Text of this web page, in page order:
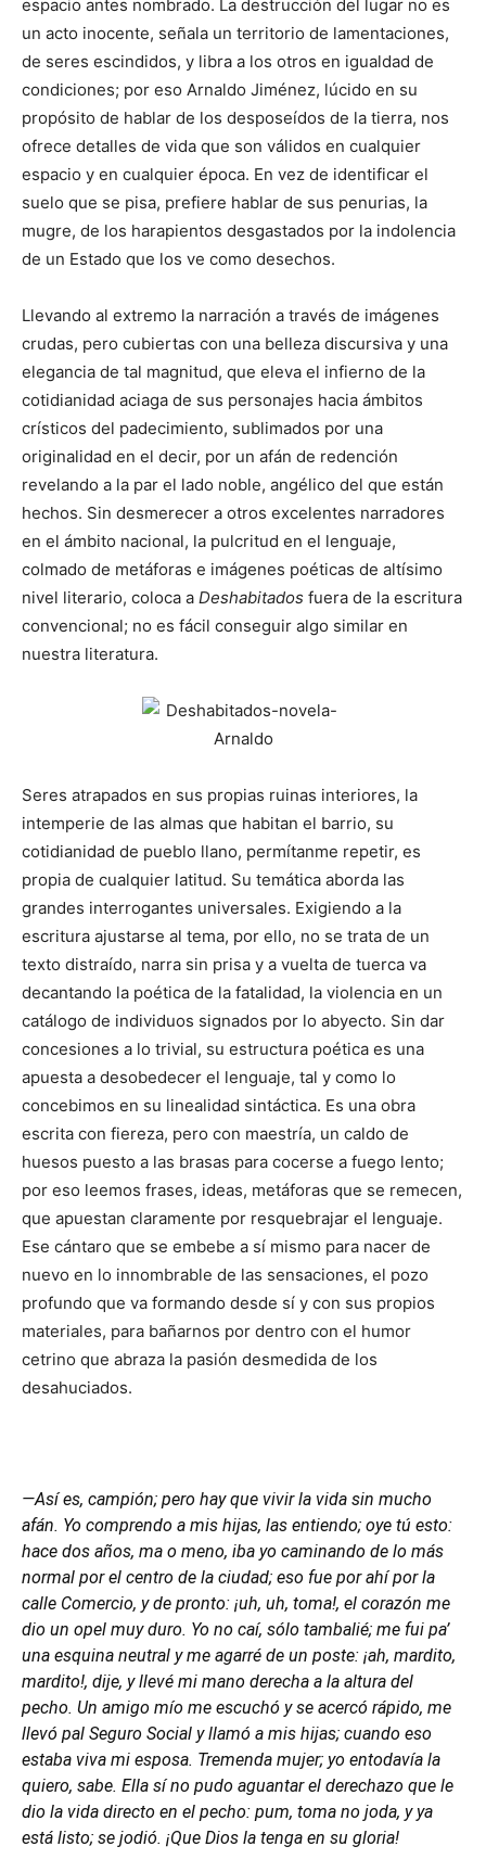
espacio antes nombrado. La destrucción del lugar no es
un acto inocente, señala un territorio de lamentaciones,
de seres escindidos, y libra a los otros en igualdad de
condiciones; por eso Arnaldo Jiménez, lúcido en su
propósito de hablar de los desposeídos de la tierra, nos
ofrece detalles de vida que son válidos en cualquier
espacio y en cualquier época. En vez de identificar el
suelo que se pisa, prefiere hablar de sus penurias, la
mugre, de los harapientos desgastados por la indolencia
de un Estado que los ve como desechos.
Llevando al extremo la narración a través de imágenes
crudas, pero cubiertas con una belleza discursiva y una
elegancia de tal magnitud, que eleva el infierno de la
cotidianidad aciaga de sus personajes hacia ámbitos
crísticos del padecimiento, sublimados por una
originalidad en el decir, por un afán de redención
revelando a la par el lado noble, angélico del que están
hechos. Sin desmerecer a otros excelentes narradores
en el ámbito nacional, la pulcritud en el lenguaje,
colmado de metáforas e imágenes poéticas de altísimo
nivel literario, coloca a Deshabitados fuera de la escritura
convencional; no es fácil conseguir algo similar en
nuestra literatura.
Seres atrapados en sus propias ruinas interiores, la
intemperie de las almas que habitan el barrio, su
cotidianidad de pueblo llano, permítanme repetir, es
propia de cualquier latitud. Su temática aborda las
grandes interrogantes universales. Exigiendo a la
escritura ajustarse al tema, por ello, no se trata de un
texto distraído, narra sin prisa y a vuelta de tuerca va
decantando la poética de la fatalidad, la violencia en un
catálogo de individuos signados por lo abyecto. Sin dar
concesiones a lo trivial, su estructura poética es una
apuesta a desobedecer el lenguaje, tal y como lo
concebimos en su linealidad sintáctica. Es una obra
escrita con fiereza, pero con maestría, un caldo de
huesos puesto a las brasas para cocerse a fuego lento;
por eso leemos frases, ideas, metáforas que se remecen,
que apuestan claramente por resquebrajar el lenguaje.
Ese cántaro que se embebe a sí mismo para nacer de
nuevo en lo innombrable de las sensaciones, el pozo
profundo que va formando desde sí y con sus propios
materiales, para bañarnos por dentro con el humor
cetrino que abraza la pasión desmedida de los
desahuciados.
—Así es, campión; pero hay que vivir la vida sin mucho
afán. Yo comprendo a mis hijas, las entiendo; oye tú esto:
hace dos años, ma o meno, iba yo caminando de lo más
normal por el centro de la ciudad; eso fue por ahí por la
calle Comercio, y de pronto: ¡uh, uh, toma!, el corazón me
dio un opel muy duro. Yo no caí, sólo tambalié; me fui pa’
una esquina neutral y me agarré de un poste: ¡ah, mardito,
mardito!, dije, y llevé mi mano derecha a la altura del
pecho. Un amigo mío me escuchó y se acercó rápido, me
llevó pal Seguro Social y llamó a mis hijas; cuando eso
estaba viva mi esposa. Tremenda mujer; yo entodavía la
quiero, sabe. Ella sí no pudo aguantar el derechazo que le
dio la vida directo en el pecho: pum, toma no joda, y ya
está listo; se jodió. ¡Que Dios la tenga en su gloria!